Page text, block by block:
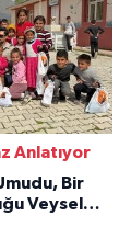
Anlatıyor
Bir